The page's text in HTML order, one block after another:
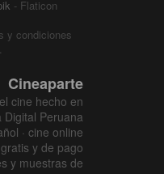
- Flaticon
y condiciones
Cineaparte
cine hecho en
Digital Peruana
· cine online
gratis y de pago
y muestras de